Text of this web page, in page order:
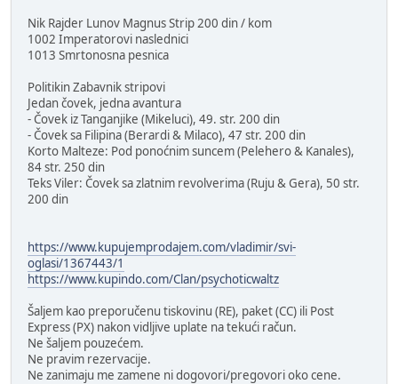
Nik Rajder Lunov Magnus Strip 200 din / kom
1002 Imperatorovi naslednici
1013 Smrtonosna pesnica
Politikin Zabavnik stripovi
Jedan čovek, jedna avantura
- Čovek iz Tanganjike (Mikeluci), 49. str. 200 din
- Čovek sa Filipina (Berardi & Milaco), 47 str. 200 din
Korto Malteze: Pod ponoćnim suncem (Pelehero & Kanales),
84 str. 250 din
Teks Viler: Čovek sa zlatnim revolverima (Ruju & Gera), 50 str.
200 din
https://www.kupujemprodajem.com/vladimir/svi-
oglasi/1367443/1
https://www.kupindo.com/Clan/psychoticwaltz
Šaljem kao preporučenu tiskovinu (RE), paket (CC) ili Post
Express (PX) nakon vidljive uplate na tekući račun.
Ne šaljem pouzećem.
Ne pravim rezervacije.
Ne zanimaju me zamene ni dogovori/pregovori oko cene.